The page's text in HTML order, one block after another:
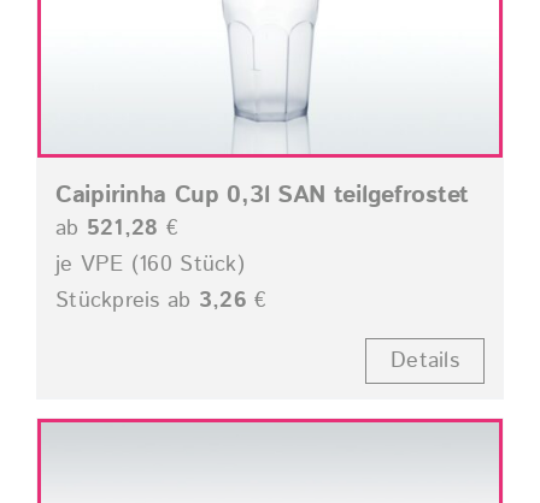
Caipirinha Cup 0,3l SAN teilgefrostet
ab 521,28 €
je VPE (160 Stück)
Stückpreis ab 3,26 €
Details